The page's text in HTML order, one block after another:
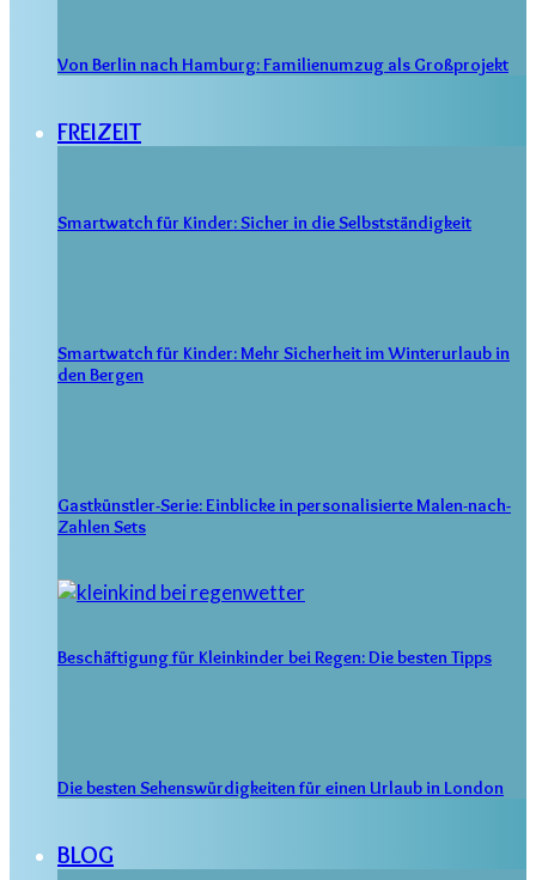
Von Berlin nach Hamburg: Familienumzug als Großprojekt
FREIZEIT
Smartwatch für Kinder: Sicher in die Selbstständigkeit
Smartwatch für Kinder: Mehr Sicherheit im Winterurlaub in
den Bergen
Gastkünstler-Serie: Einblicke in personalisierte Malen-nach-
Zahlen Sets
Beschäftigung für Kleinkinder bei Regen: Die besten Tipps
Die besten Sehenswürdigkeiten für einen Urlaub in London
BLOG